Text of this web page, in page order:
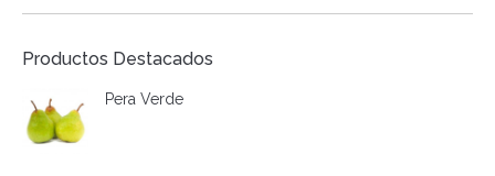
Productos Destacados
Pera Verde